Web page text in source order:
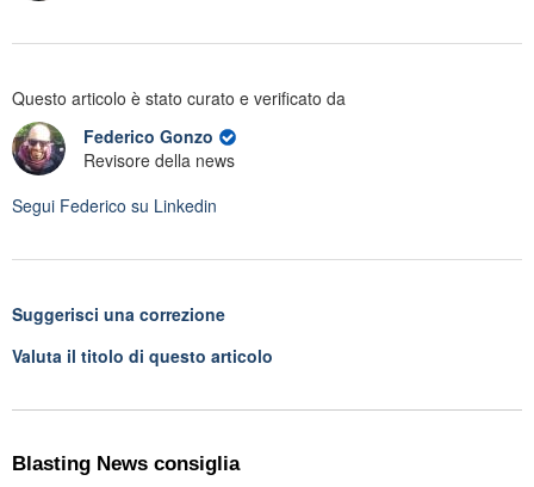
Questo articolo è stato curato e verificato da
Federico Gonzo
Revisore della news
Segui Federico su Linkedin
Suggerisci una correzione
Valuta il titolo di questo articolo
Blasting News consiglia